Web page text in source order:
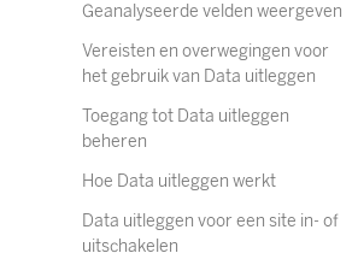
Geanalyseerde velden weergeven
Vereisten en overwegingen voor
het gebruik van Data uitleggen
Toegang tot Data uitleggen
beheren
Hoe Data uitleggen werkt
Data uitleggen voor een site in- of
uitschakelen